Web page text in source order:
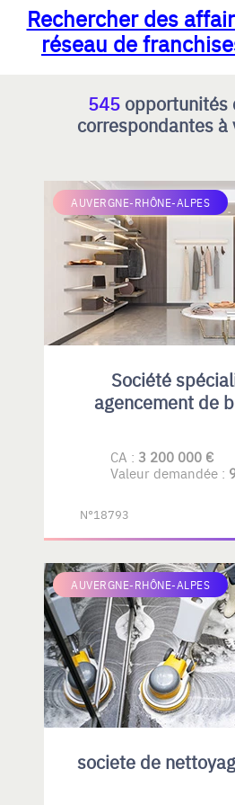
Rechercher des
réseau de
545 opportunités
correspondantes à
AUVERGNE-RHÔNE-ALPES
Société
agencement de
CA : 3 200 000 €
Valeur demandée :
N°18793
AUVERGNE-RHÔNE-ALPES
societe de